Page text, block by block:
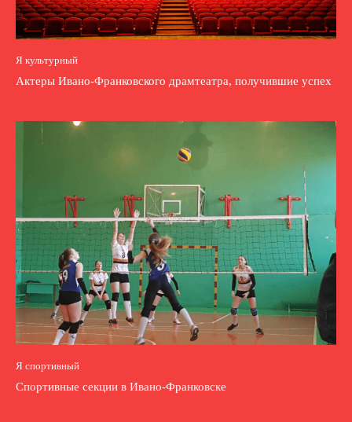
Я культурный
Актеры Ивано-Франковского драмтеатра, получившие успех
Я спортивный
Спортивные секции в Ивано-Франковске